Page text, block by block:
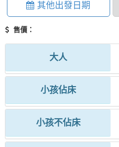
其他出發日期
售價：
大人
小孩佔床
小孩不佔床